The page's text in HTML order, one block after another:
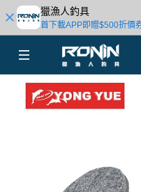
獵漁人釣具
首下載APP即贈$500折價